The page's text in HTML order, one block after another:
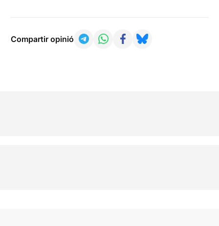
Compartir opinió